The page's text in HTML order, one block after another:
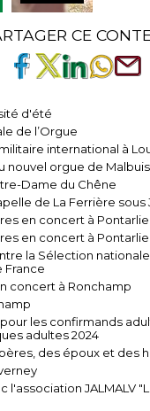
CE
d'été
de l’Orgue
international à
nouvel orgue de
Dame du Chêne
de La Ferrière sous
en concert à
en concert à
la Sélection
France
concert à Ronchamp
les confirmands
adultes 2024
des époux et des
l'association JALMALV